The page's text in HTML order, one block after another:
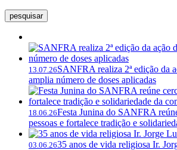
pesquisar
13.07.26SANFRA realiza 2ª edição da
amplia número de doses aplicadas
18.06.26Festa Junina do SANFRA
pessoas e fortalece tradição e
03.06.2635 anos de vida religiosa Ir.